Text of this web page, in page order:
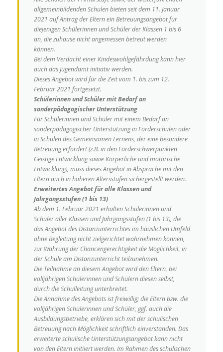
allgemeinbildenden Schulen bieten seit dem 11. Januar
2021 auf Antrag der Eltern ein Betreuungsangebotfür
diejenigen Schülerinnen und Schüler der Klassen 1 bis 6
an, die zuhause nicht angemessen betreut werden
können.
Bei dem Verdacht einer Kindeswohlgefährdung kann hier
auch das Jugendamt initiativ werden.
Dieses Angebot wird für die Zeit vom 1. bis zum 12.
Februar 2021 fortgesetzt.
Schülerinnen und Schüler mit Bedarf an
sonderpädagogischer Unterstützung
Für Schülerinnen und Schüler mit einem Bedarf an
sonderpädagogischer Unterstützung in Förderschulen oder
in Schulen des Gemeinsamen Lernens, der eine besondere
Betreuung erfordert (z.B. in den Förderschwerpunkten
Geistige Entwicklung sowie Körperliche und motorische
Entwicklung), muss dieses Angebot in Absprache mit den
Eltern auch in höheren Altersstufen sichergestellt werden.
Erweitertes Angebot für alle Klassen und
Jahrgangsstufen (1 bis 13)
Ab dem 1. Februar 2021 erhalten Schülerinnen und
Schüler aller Klassen und Jahrgangsstufen (1 bis 13), die
das Angebot des Distanzunterrichtes im häuslichen Umfeld
ohne Begleitung nicht zielgerichtet wahrnehmen können,
zur Wahrung der Chancengerechtigkeit die Möglichkeit, in
der Schule am Distanzunterricht teilzunehmen.
Die Teilnahme an diesem Angebot wird den Eltern, bei
volljährigen Schülerinnen und Schülern diesen selbst,
durch die Schulleitung unterbreitet.
Die Annahme des Angebots ist freiwillig; die Eltern bzw. die
volljährigen Schülerinnen und Schüler, ggf. auch die
Ausbildungsbetriebe, erklären sich mit der schulischen
Betreuungnach Möglichkeit schriftlich einverstanden. Das
erweiterte schulische Unterstützungsangebot kann nicht
von den Eltern initiiert werden. Im Rahmen des schulischen